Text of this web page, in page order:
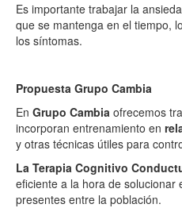
Es importante trabajar la
que se mantenga en el tiempo,
los síntomas.
Propuesta Grupo Cambia
En Grupo Cambia ofrecemos
incorporan entrenamiento en
y otras técnicas útiles para
La Terapia Cognitivo
eficiente a la hora de solucionar
presentes entre la población.